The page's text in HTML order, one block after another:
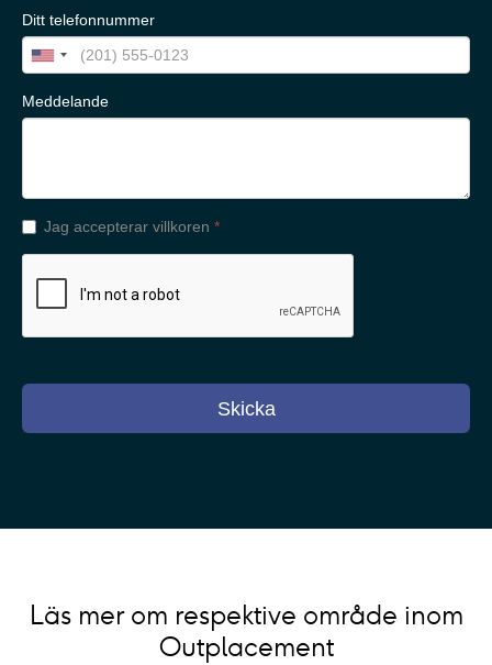
Läs mer om respektive område inom
Outplacement